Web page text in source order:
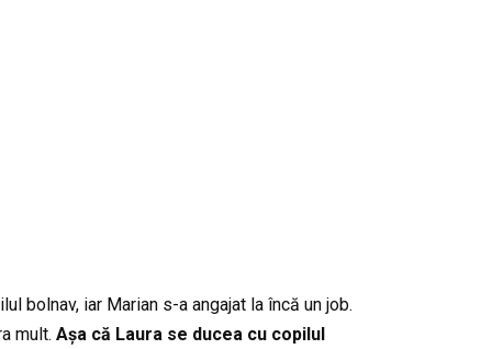
bolnav, iar Marian s-a angajat la încă un job.
mult. Așa că Laura se ducea cu copilul